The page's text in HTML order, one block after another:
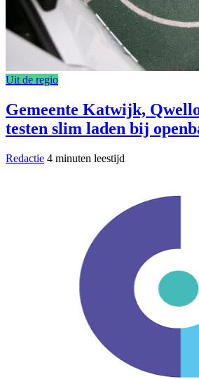
Uit de regio
Gemeente Katwijk,
testen slim laden bij
Redactie 4 minuten leestijd